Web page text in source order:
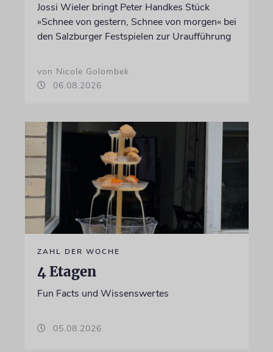
Jossi Wieler bringt Peter Handkes Stück
»Schnee von gestern, Schnee von morgen« bei
den Salzburger Festspielen zur Uraufführung
von Nicole Golombek
06.08.2026
ZAHL DER WOCHE
4 Etagen
Fun Facts und Wissenswertes
05.08.2026